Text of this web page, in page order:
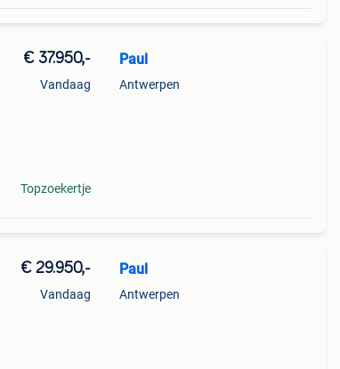
€ 37.950,-
Vandaag
Topzoekertje
Paul
Antwerpen
€ 29.950,-
Vandaag
Paul
Antwerpen